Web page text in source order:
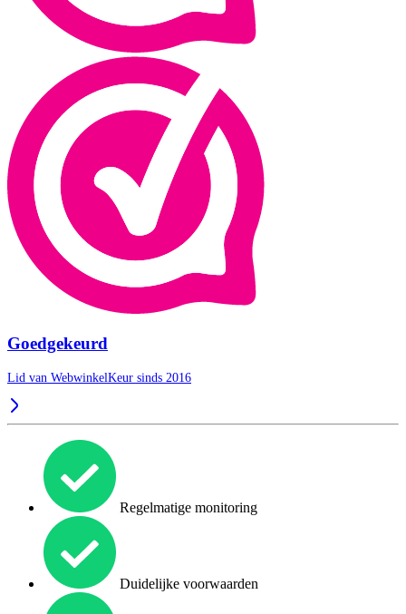
Goedgekeurd
Lid van WebwinkelKeur sinds 2016
Regelmatige monitoring
Duidelijke voorwaarden